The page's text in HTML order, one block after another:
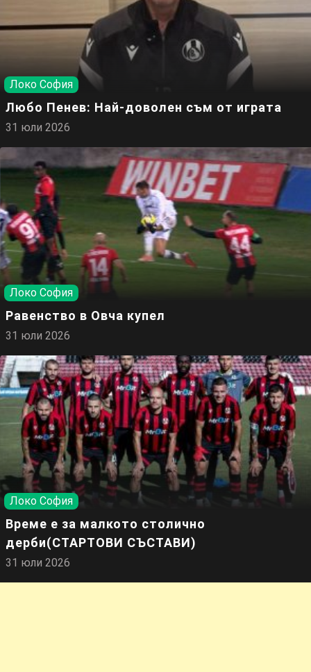
Локо София
Любо Пенев: Най-доволен съм от играта
31 юли 2026
Локо София
Равенство в Овча купел
31 юли 2026
Локо София
Време е за малкото столично
дерби(СТАРТОВИ СЪСТАВИ)
31 юли 2026